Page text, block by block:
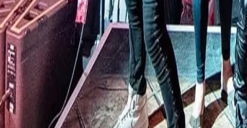
✓¡Compra 100% segura!
✓Entrega a tiempo asegurada
✓Tus datos son protegidos
✓Atención personalizada 24/7
Reembolso en caso de cancelación
RECITALES
COMUNIDAD